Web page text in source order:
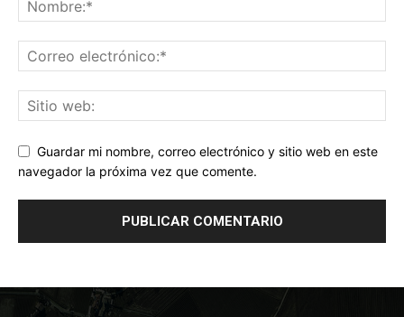
Guardar mi nombre, correo electrónico y sitio web en este
navegador la próxima vez que comente.